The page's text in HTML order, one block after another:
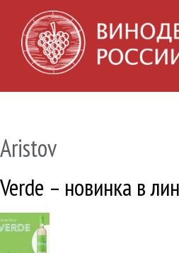
Aristov
Verde – новинка в